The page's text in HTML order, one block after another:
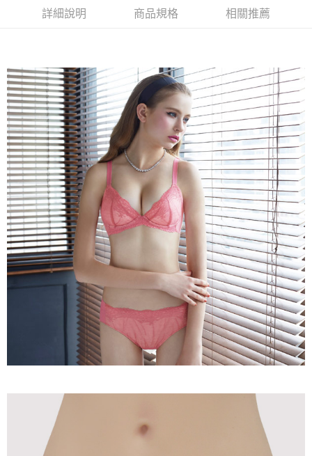
２．訂單成立數日內，您將收到繳費通知簡訊。
３．收到繳費通知簡訊後14天內，點擊此簡訊中的連結，可透過四大超商／
後付繳納相關費用。
※ 交易是否成功請以「AFTEE先享後付 」之結帳頁面顯示為準，若有關於
是否繳費成功／繳費後需取消欲退款等相關疑問，請聯繫「AFTEE先享後付
客戶支援中心」https://netprotections.freshdesk.com/support/home
【注意事項】
１．透過由恩沛科技股份有限公司提供之「AFTEE先享後付」服務完成之交
易，需依本服務之必要範圍內提供個人資料，並將交易相關給付款項請求債
權轉讓予恩沛科技股份有限公司。
２．關於個人資料處理事宜，請瀏覽以下網址：
https://aftee.tw/terms/#terms3
３．未成年的使用者請事先徵得法定代理人或監護人之同意方可使用
「AFTEE先享後付」，若未經同意申辦者引起之損失，本公司不負相關責
任。
４．使用「AFTEE先享後付」時，將依據個別帳號之用戶狀況，依本公司即
時審查核予不同之上限額度；若仍有額度不足之情形，本公司將視審查結果
請求用戶進行身份認證。
５．嚴禁一人註冊多個帳號或使用他人資訊註冊。若發現惡意使用之情形，
恩沛科技股份有限公司將有權停止該用戶之使用額度並採取法律行動。
每筆NT$90，滿NT$1,000(含以上)免運費
付款後萊爾富取貨
每筆NT$90，滿NT$1,000(含以上)免運費
7-11取貨付款
每筆NT$90，滿NT$1,000(含以上)免運費
付款後7-11取貨
每筆NT$90，滿NT$1,000(含以上)免運費
宅配
每筆NT$90，滿NT$1,000(含以上)免運費
離島宅配
每筆NT$150，滿NT$2,000(含以上)免運費
海外宅配 (訂單成立後，請主動於2天內與線上客服核對收
件資料，逾期未確認訂單將自動取消)
查看運費
詳細說明 商品規格 相關推薦